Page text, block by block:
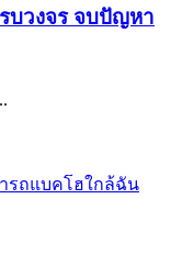
บวงจร จบปัญหา
ารถแบคโฮใกล้ฉัน